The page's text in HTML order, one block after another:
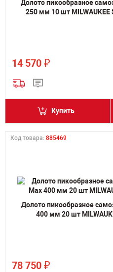
Долото пикообразное
250 мм 10 шт MILWAUKEE
14 570 ₽
Купить
Код товара: 885469
Долото пикообразное
400 мм 20 шт
78 750 ₽